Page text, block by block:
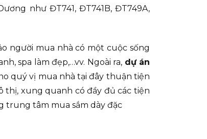
như ĐT741, ĐT741B, ĐT749A,
người mua nhà có một cuộc sống
spa làm đẹp,…vv. Ngoài ra, dự án
quý vị mua nhà tại đây thuận tiện
thị, xung quanh có đầy đủ các tiện
trung tâm mua sắm dày đặc